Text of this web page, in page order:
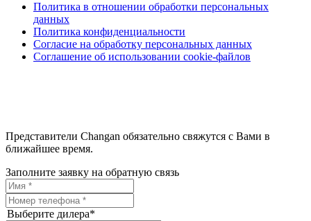
Политика в отношении обработки персональных
данных
Политика конфиденциальности
Согласие на обработку персональных данных
Соглашение об использовании cookie-файлов
Представители Changan обязательно свяжутся с Вами в
ближайшее время.
Заполните заявку на обратную связь
Выберите дилера*